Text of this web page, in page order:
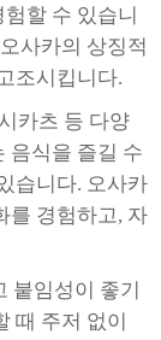
할 수 있습니
사카의 상징적
조시킵니다.
카츠 등 다양
음식을 즐길 수
습니다. 오사카
를 경험하고, 자
붙임성이 좋기
때 주저 없이